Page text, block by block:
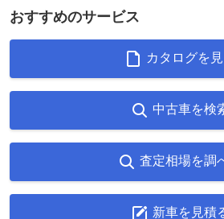
おすすめのサービス
カタログを
中古車を検
査定相場を調
新車を見積